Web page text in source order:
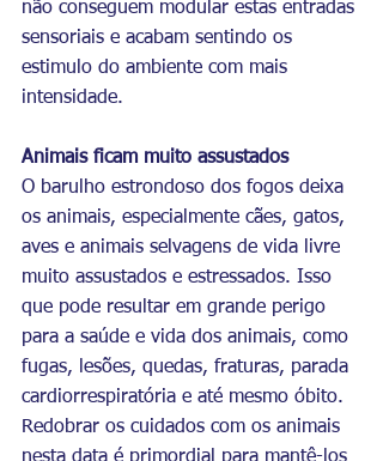
não conseguem modular estas entradas
sensoriais e acabam sentindo os
estimulo do ambiente com mais
intensidade.
Animais ficam muito assustados
O barulho estrondoso dos fogos deixa
os animais, especialmente cães, gatos,
aves e animais selvagens de vida livre
muito assustados e estressados. Isso
que pode resultar em grande perigo
para a saúde e vida dos animais, como
fugas, lesões, quedas, fraturas, parada
cardiorrespiratória e até mesmo óbito.
Redobrar os cuidados com os animais
nesta data é primordial para mantê-los